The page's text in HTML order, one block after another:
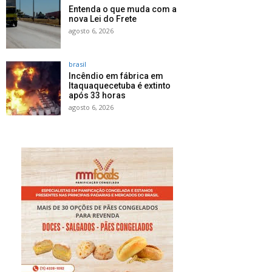
Entenda o que muda com a
nova Lei do Frete
agosto 6, 2026
brasil
Incêndio em fábrica em
Itaquaquecetuba é extinto
após 33 horas
agosto 6, 2026